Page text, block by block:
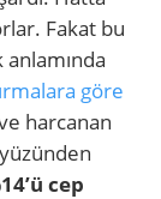
Fakat bu
göre
harcanan
yüzünden
cep